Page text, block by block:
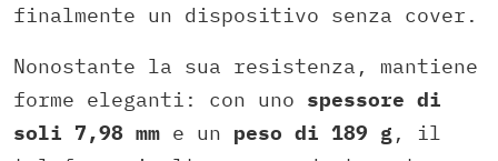
finalmente un dispositivo senza cover.
Nonostante la sua resistenza, mantiene
forme eleganti: con uno spessore di
soli 7,98 mm e un peso di 189 g, il